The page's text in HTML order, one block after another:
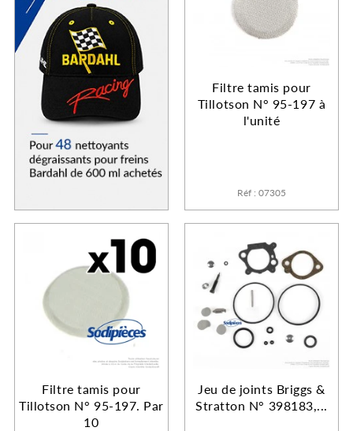
Filtre tamis pour
Tillotson N° 95-197 à
l'unité
Réf : 07305
Filtre tamis pour
Tillotson N° 95-197. Par
10
Jeu de joints Briggs &
Stratton N° 398183,...